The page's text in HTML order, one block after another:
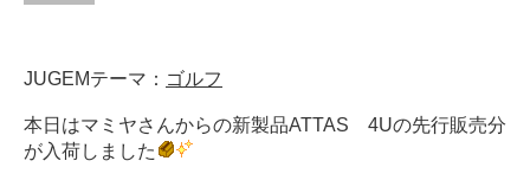
JUGEMテーマ： ゴルフ
本日はマミヤさんからの新製品ATTAS 4Uの先行販売分
が入荷しました